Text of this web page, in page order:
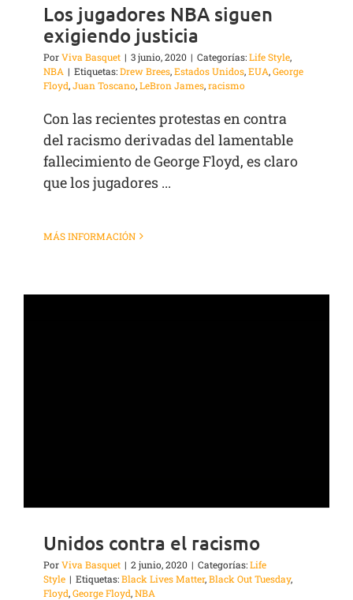
Los jugadores NBA siguen
exigiendo justicia
PorViva Basquet | 3 junio, 2020 | Categorías:Life Style,
NBA | Etiquetas:Drew Brees,Estados Unidos,EUA,George
Floyd,Juan Toscano,LeBron James,racismo
Con las recientes protestas en contra
del racismo derivadas del lamentable
fallecimiento de George Floyd, es claro
que los jugadores ...
MÁS INFORMACIÓN
Unidos contra el racismo
PorViva Basquet | 2 junio, 2020 | Categorías:Life
Style | Etiquetas:Black Lives Matter,Black Out Tuesday,
Floyd,George Floyd,NBA